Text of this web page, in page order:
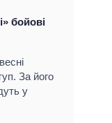
бойові
За його
у